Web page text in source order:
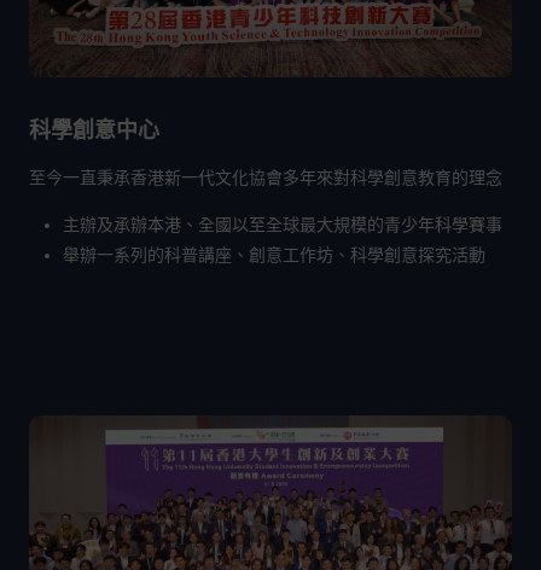
科學創意中心
至今一直秉承香港新一代文化協會多年來對科學創意教育的理念
主辦及承辦本港、全國以至全球最大規模的青少年科學賽事
舉辦一系列的科普講座、創意工作坊、科學創意探究活動